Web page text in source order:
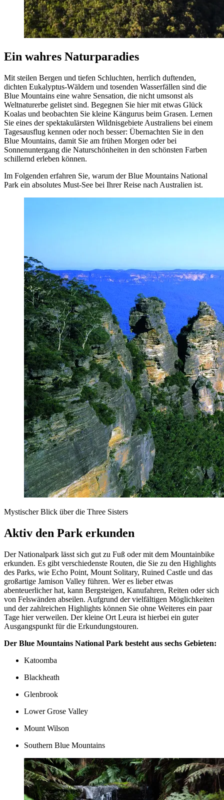
Ein wahres Naturparadies
Mit steilen Bergen und tiefen Schluchten, herrlich duftenden,
dichten Eukalyptus-Wäldern und tosenden Wasserfällen sind die
Blue Mountains eine wahre Sensation, die nicht umsonst als
Weltnaturerbe gelistet sind. Begegnen Sie hier mit etwas Glück
Koalas und beobachten Sie kleine Kängurus beim Grasen. Lernen
Sie eines der spektakulärsten Wildnisgebiete Australiens bei einem
Tagesausflug kennen oder noch besser: Übernachten Sie in den
Blue Mountains, damit Sie am frühen Morgen oder bei
Sonnenuntergang die Naturschönheiten in den schönsten Farben
schillernd erleben können.
Im Folgenden erfahren Sie, warum der Blue Mountains National
Park ein absolutes Must-See bei Ihrer Reise nach Australien ist.
Mystischer Blick über die Three Sisters
Aktiv den Park erkunden
Der Nationalpark lässt sich gut zu Fuß oder mit dem Mountainbike
erkunden. Es gibt verschiedenste Routen, die Sie zu den Highlights
des Parks, wie Echo Point, Mount Solitary, Ruined Castle und das
großartige Jamison Valley führen. Wer es lieber etwas
abenteuerlicher hat, kann Bergsteigen, Kanufahren, Reiten oder sich
von Felswänden abseilen. Aufgrund der vielfältigen Möglichkeiten
und der zahlreichen Highlights können Sie ohne Weiteres ein paar
Tage hier verweilen. Der kleine Ort Leura ist hierbei ein guter
Ausgangspunkt für die Erkundungstouren.
Der Blue Mountains National Park besteht aus sechs Gebieten:
Katoomba
Blackheath
Glenbrook
Lower Grose Valley
Mount Wilson
Southern Blue Mountains